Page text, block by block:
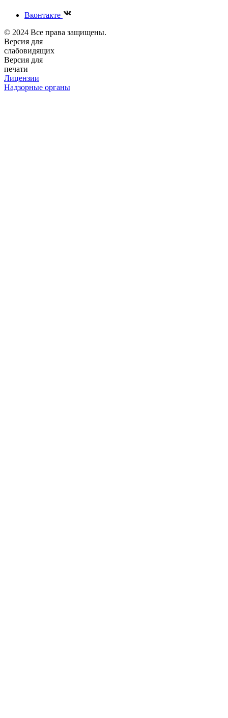
Вконтакте
© 2024 Все права защищены.
Версия для
слабовидящих
Версия для
печати
Лицензии
Надзорные органы